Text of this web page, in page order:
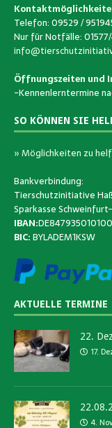
Telefon: 09529 /
Nur für Notfälle:
Öffnungszeiten und
-Kennenlerntermine
SO KÖNNEN SIE
» Möglichkeiten zu
Bankverbindung:
Tierschutzinitiative
Sparkasse
IBAN:
BIC:BYLADEM1KSW
AKTUELLE TERMINE
22.
17.
4.